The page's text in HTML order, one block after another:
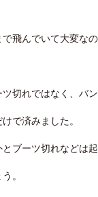
飛んでいて大変なの
切れではなく、バ
で済みました。
ブーツ切れなどは
。